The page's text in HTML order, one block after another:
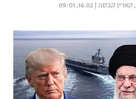
, קארין קבסה 16.02, 09:01